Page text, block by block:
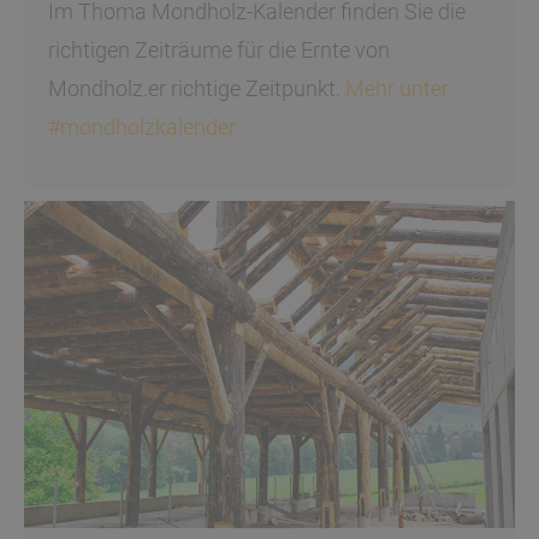
Im Thoma Mondholz-Kalender finden Sie die
richtigen Zeiträume für die Ernte von
Mondholz.er richtige Zeitpunkt. Mehr unter
#mondholzkalender